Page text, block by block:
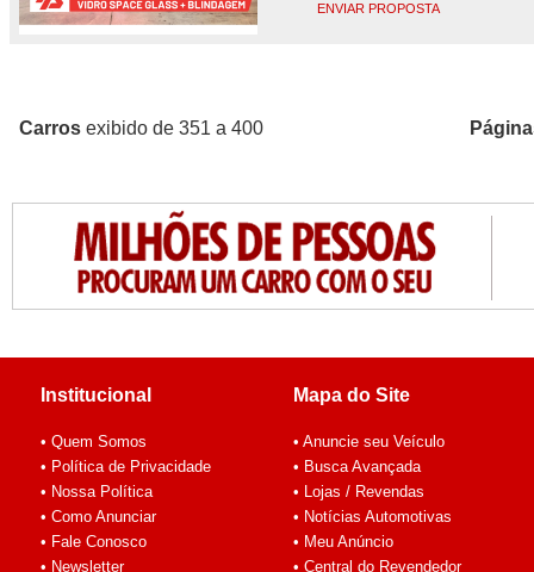
ENVIAR PROPOSTA
Carros exibido de 351 a 400